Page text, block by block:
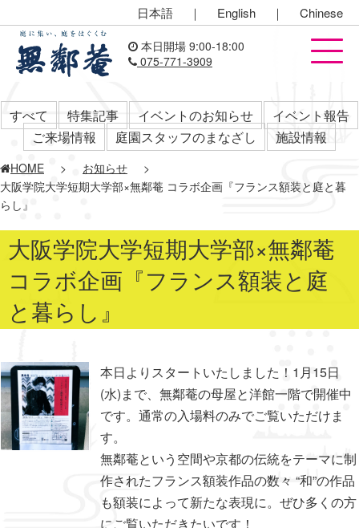
日本語 ｜ English ｜ Chinese
本日開場 9:00-18:00
075-771-3909
すべて 特集記事 イベントのお知らせ
イベント報告
ご来場情報
庭園スタッフのまなざし 施設情報
HOME > お知らせ
>
大阪学院大学短期大学部×無鄰菴 コラボ企画『フランス額装と庭と暮
らし』
大阪学院大学短期大学部×無鄰菴
コラボ企画『フランス額装と庭
と暮らし』
本日よりスタートいたしました！1月15日
(水)まで、無鄰菴の母屋と洋館一階で開催中
です。通常の入場料のみでご覧いただけま
す。
無鄰菴という空間や京都の伝統をテーマに制
作されたフランス額装作品の数々 “和”の作品
も額装によって新たな表現に。ぜひ多くの方
にご覧いただきたいです！